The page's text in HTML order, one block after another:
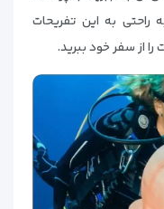
راحتی به این تفریحات
از سفر خود ببرید.